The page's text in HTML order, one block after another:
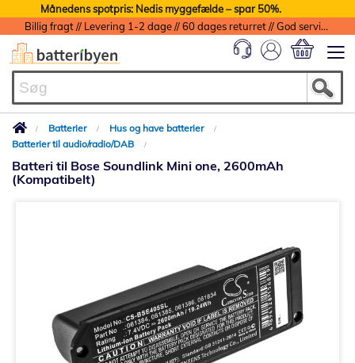
Månedens spotpris: Nedis myggefælde – spar 50%.
Billig fragt // Levering 1-2 dage // 60 dages returret // God service med garanti
Batterier
Hus og have batterier
Batterier til audio/radio/DAB
Batteri til Bose Soundlink Mini one, 2600mAh
(Kompatibelt)